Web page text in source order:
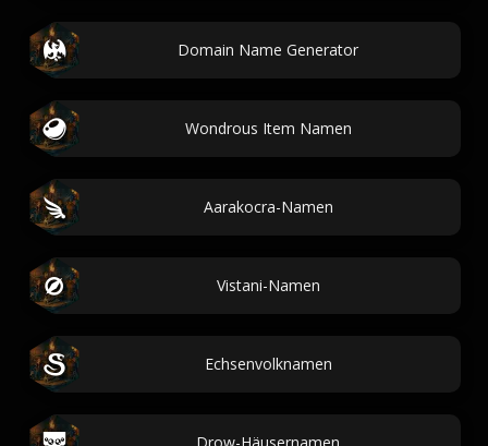
Domain Name Generator
Wondrous Item Namen
Aarakocra-Namen
Vistani-Namen
Echsenvolknamen